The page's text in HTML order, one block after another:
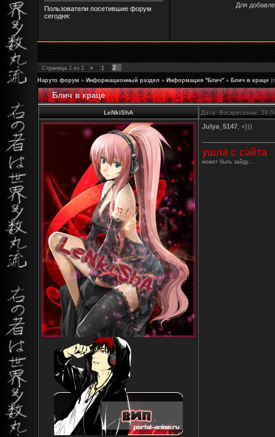
Пользователи посетившие форум
сегодня:
Для
Страница 2 из 2 « 1 2
Наруто форум » Информационный раздел » Информация "Блич" » Блич в краце
Блич в краце
LeNkiShA Дата: Воскресенье,
Julya_5147 , =)))
ушла с сайта
может быть зайду...